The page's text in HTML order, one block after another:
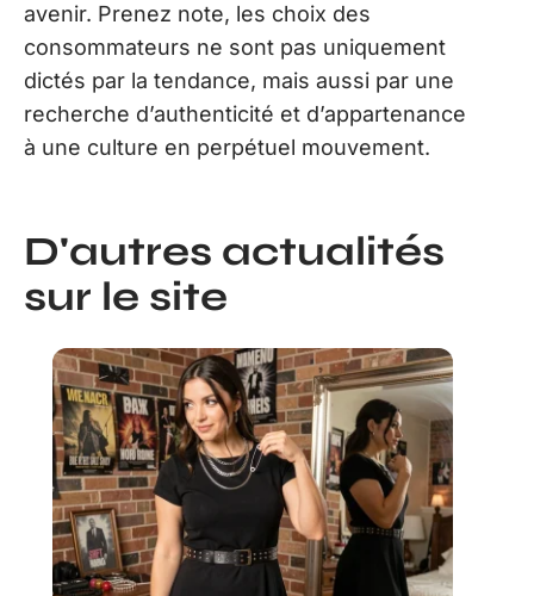
avenir. Prenez note, les choix des
consommateurs ne sont pas uniquement
dictés par la tendance, mais aussi par une
recherche d’authenticité et d’appartenance
à une culture en perpétuel mouvement.
D'autres actualités
sur le site